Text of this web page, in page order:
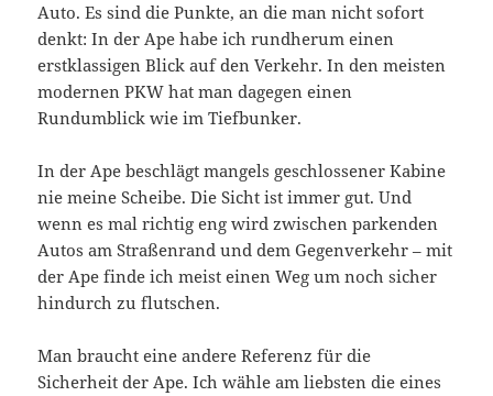
Auto. Es sind die Punkte, an die man nicht sofort
denkt: In der Ape habe ich rundherum einen
erstklassigen Blick auf den Verkehr. In den meisten
modernen PKW hat man dagegen einen
Rundumblick wie im Tiefbunker.
In der Ape beschlägt mangels geschlossener Kabine
nie meine Scheibe. Die Sicht ist immer gut. Und
wenn es mal richtig eng wird zwischen parkenden
Autos am Straßenrand und dem Gegenverkehr – mit
der Ape finde ich meist einen Weg um noch sicher
hindurch zu flutschen.
Man braucht eine andere Referenz für die
Sicherheit der Ape. Ich wähle am liebsten die eines